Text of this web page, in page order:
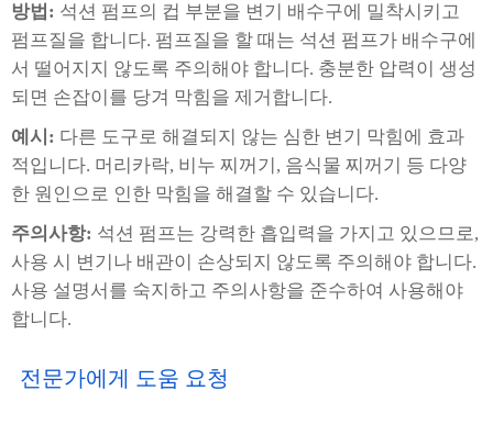
방법: 석션 펌프의 컵 부분을 변기 배수구에 밀착시키고
펌프질을 합니다. 펌프질을 할 때는 석션 펌프가 배수구에
서 떨어지지 않도록 주의해야 합니다. 충분한 압력이 생성
되면 손잡이를 당겨 막힘을 제거합니다.
예시: 다른 도구로 해결되지 않는 심한 변기 막힘에 효과
적입니다. 머리카락, 비누 찌꺼기, 음식물 찌꺼기 등 다양
한 원인으로 인한 막힘을 해결할 수 있습니다.
주의사항: 석션 펌프는 강력한 흡입력을 가지고 있으므로,
사용 시 변기나 배관이 손상되지 않도록 주의해야 합니다.
사용 설명서를 숙지하고 주의사항을 준수하여 사용해야
합니다.
전문가에게 도움 요청